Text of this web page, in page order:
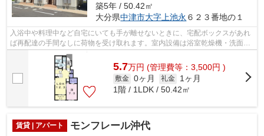
築5年 / 50.42㎡
大分県中津市大字上池永 ６２３番地の１
入浴中や料理中など自宅にいても手が離せないときに、宅配ボックスがあれ
ば再配達の手間なしに荷物を受け取れます。室内設備は浴室乾燥機・洗面所
独立などが揃っているので、快適に過...
5.7万円 (管理費等：3,500円 )
敷金 0ヶ月 礼金
1ヶ月
1階 / 1LDK / 50.42㎡
賃貸 | アパート モンフレール沖代